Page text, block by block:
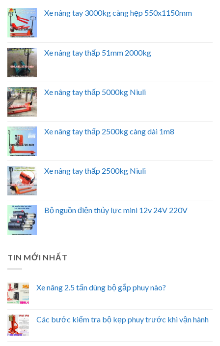
Xe nâng tay 3000kg càng hẹp 550x1150mm
Xe nâng tay thấp 51mm 2000kg
Xe nâng tay thấp 5000kg Niuli
Xe nâng tay thấp 2500kg càng dài 1m8
Xe nâng tay thấp 2500kg Niuli
Bộ nguồn điện thủy lực mini 12v 24V 220V
TIN MỚI NHẤT
Xe nâng 2.5 tấn dùng bộ gắp phuy nào?
Các bước kiểm tra bộ kẹp phuy trước khi vận hành